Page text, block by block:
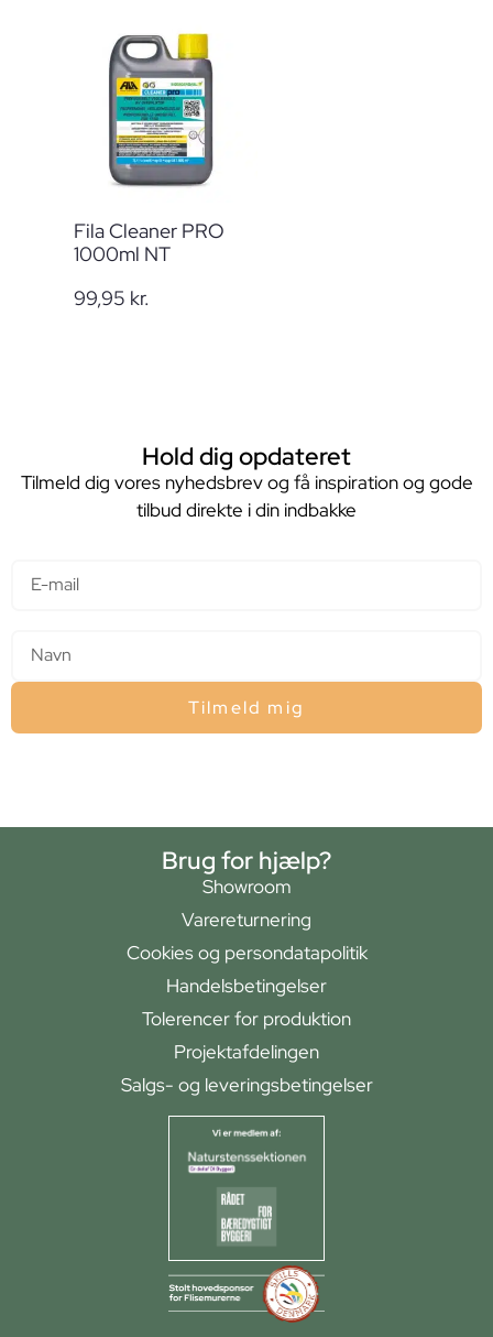
Fila Cleaner PRO
1000ml NT
99,95 kr.
Hold dig opdateret
Tilmeld dig vores nyhedsbrev og få inspiration og gode
tilbud direkte i din indbakke
Tilmeld mig
Brug for hjælp?
Showroom
Varereturnering
Cookies og persondatapolitik
Handelsbetingelser
Tolerencer for produktion
Projektafdelingen
Salgs- og leveringsbetingelser